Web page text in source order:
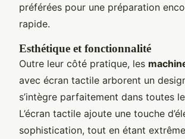
préférées pour une préparation
rapide.
Esthétique et fonctionnalité
Outre leur côté pratique, les
avec écran tactile arborent un
s’intègre parfaitement dans toutes
L’écran tactile ajoute une touche
sophistication, tout en étant